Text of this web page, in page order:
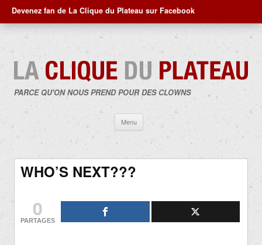
Devenez fan de La Clique du Plateau sur Facebook
PARCE QU'ON NOUS PREND POUR DES CLOWNS
Menu
contenu
WHO’S NEXT???
0
PARTAGES